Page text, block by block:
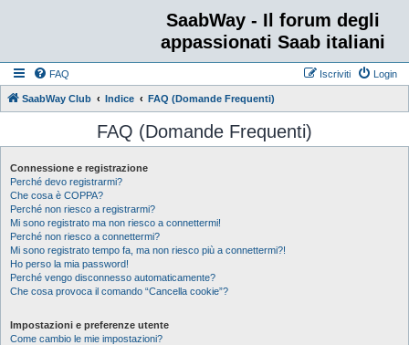
SaabWay - Il forum degli
appassionati Saab italiani
FAQ Login
Iscriviti
SaabWay Club Indice FAQ (Domande Frequenti)
FAQ (Domande Frequenti)
Connessione e registrazione
Perché devo registrarmi?
Che cosa è COPPA?
Perché non riesco a registrarmi?
Mi sono registrato ma non riesco a connettermi!
Perché non riesco a connettermi?
Mi sono registrato tempo fa, ma non riesco più a connettermi?!
Ho perso la mia password!
Perché vengo disconnesso automaticamente?
Che cosa provoca il comando “Cancella cookie”?
Impostazioni e preferenze utente
Come cambio le mie impostazioni?